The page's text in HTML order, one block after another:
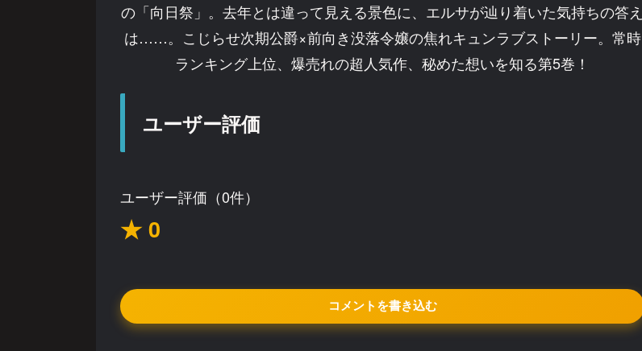
の「向日祭」。去年とは違って見える景色に、エルサが辿り着いた気持ちの答え
は……。こじらせ次期公爵×前向き没落令嬢の焦れキュンラブストーリー。常時
ランキング上位、爆売れの超人気作、秘めた想いを知る第5巻！
ユーザー評価
ユーザー評価（0件）
★ 0
コメントを書き込む